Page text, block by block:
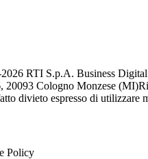
2026 RTI S.p.A. Business
20093 Cologno Monzese (MI)
divieto espresso di utilizzare
Policy